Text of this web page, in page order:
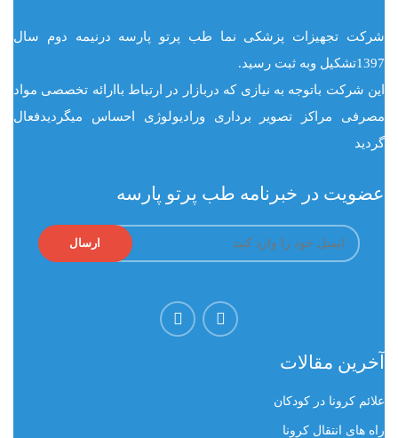
شرکت تجهیزات پزشکی نما طب پرتو پارسه درنیمه دوم سال
1397تشکیل وبه ثبت رسید.
این شرکت باتوجه به نیازی که دربازار در ارتباط باارائه تخصصی مواد
مصرفی مراکز تصویر برداری ورادیولوژی احساس میگردیدفعال
گردید
عضویت در خبرنامه طب پرتو پارسه
آخرین مقالات
علائم کرونا در کودکان
راه های انتقال کرونا